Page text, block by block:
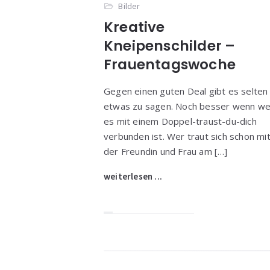
Bilder
Kreative
Kneipenschilder –
Frauentagswoche
Gegen einen guten Deal gibt es selten
etwas zu sagen. Noch besser wenn
es mit einem Doppel-traust-du-dich
verbunden ist. Wer traut sich schon mit
der Freundin und Frau am […]
weiterlesen ...